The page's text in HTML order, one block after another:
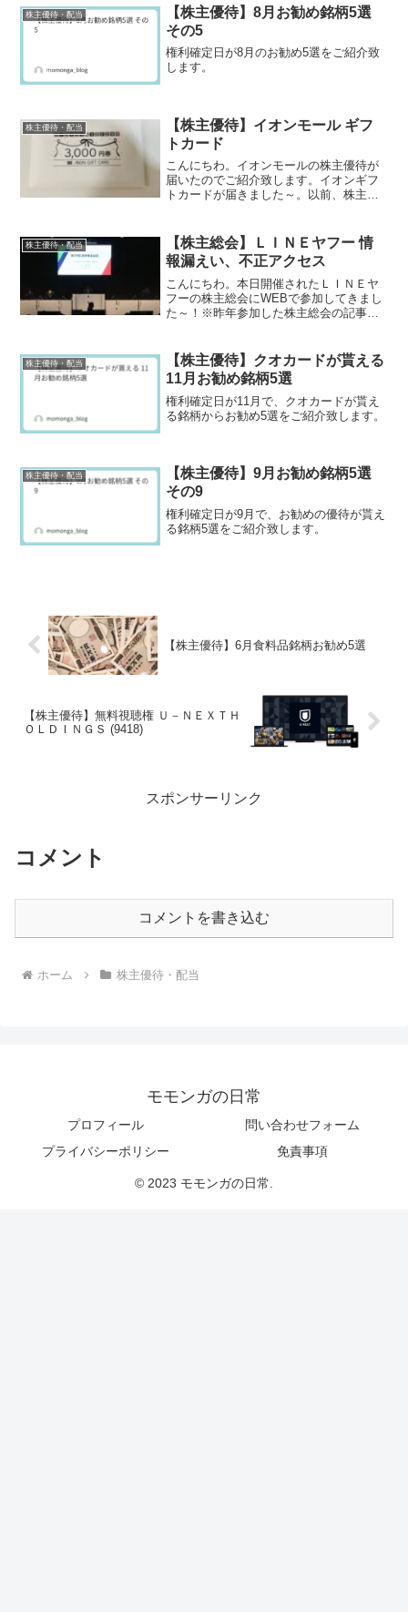
株主優待・配当
【株主優待】8月お勧め銘柄5選
その5
権利確定日が8月のお勧め5選をご紹介致
します。
株主優待・配当
【株主優待】イオンモール ギフ
トカード
こんにちわ。イオンモールの株主優待が
届いたのでご紹介致します。イオンギフ
トカードが届きました～。以前、株主優
しました。
株主優待・配当
【株主総会】ＬＩＮＥヤフー 情
報漏えい、不正アクセス
こんにちわ。本日開催されたＬＩＮＥヤ
フーの株主総会にWEBで参加してきまし
た～！※昨年参加した株主総会の記事
株主優待・配当
【株主優待】クオカードが貰える
11月お勧め銘柄5選
権利確定日が11月で、クオカードが貰え
る銘柄からお勧め5選をご紹介致します。
株主優待・配当
【株主優待】9月お勧め銘柄5選
その9
権利確定日が9月で、お勧めの優待が貰え
る銘柄5選をご紹介致します。
【株主優待】6月食料品銘柄お勧め5選
【株主優待】無料視聴権 Ｕ－ＮＥＸＴＨ
ＯＬＤＩＮＧＳ (9418)
スポンサーリンク
コメント
コメントを書き込む
ホーム 株主優待・配当
モモンガの日常
プロフィール
問い合わせフォーム
プライバシーポリシー
免責事項
© 2023 モモンガの日常.